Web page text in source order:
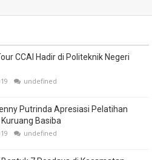
CCAI Hadir di Politeknik Negeri
undefined
Putrinda Apresiasi Pelatihan
Basiba
undefined